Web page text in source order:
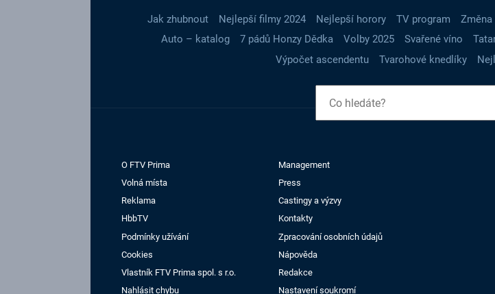
Jak zhubnout Nejlepší filmy 2024 Nejlepší horory TV program Změna
Auto – katalog
7 pádů Honzy Dědka Volby 2025 Svařené víno
Výpočet ascendentu
Tvarohové knedlíky
O FTV Prima
Management
Volná místa
Press
Reklama
Castingy a výzvy
HbbTV
Kontakty
Podmínky užívání
Zpracování osobních údajů
Cookies
Nápověda
Vlastník FTV Prima spol. s r.o.
Redakce
Nahlásit chybu
Nastavení soukromí